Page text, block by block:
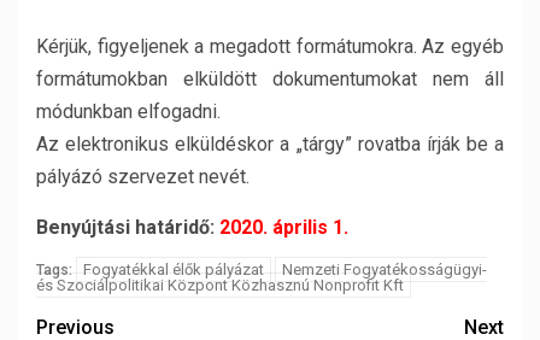
Kérjük, figyeljenek a megadott formátumokra. Az egyéb
formátumokban elküldött dokumentumokat nem áll
módunkban elfogadni.
Az elektronikus elküldéskor a „tárgy” rovatba írják be a
pályázó szervezet nevét.
Benyújtási határidő: 2020. április 1.
Tags: Fogyatékkal élők pályázat
Nemzeti Fogyatékosságügyi-
és Szociálpolitikai Központ Közhasznú Nonprofit Kft
Previous
Next